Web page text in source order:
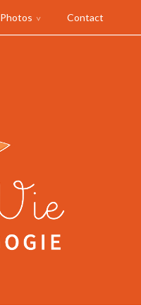
Photos Contact